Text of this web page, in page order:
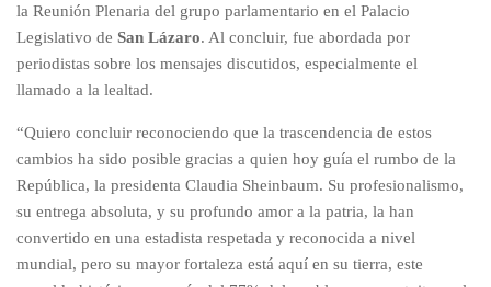
la Reunión Plenaria del grupo parlamentario en el Palacio
Legislativo de San Lázaro. Al concluir, fue abordada por
periodistas sobre los mensajes discutidos, especialmente el
llamado a la lealtad.
“Quiero concluir reconociendo que la trascendencia de estos
cambios ha sido posible gracias a quien hoy guía el rumbo de la
República, la presidenta Claudia Sheinbaum. Su profesionalismo,
su entrega absoluta, y su profundo amor a la patria, la han
convertido en una estadista respetada y reconocida a nivel
mundial, pero su mayor fortaleza está aquí en su tierra, este